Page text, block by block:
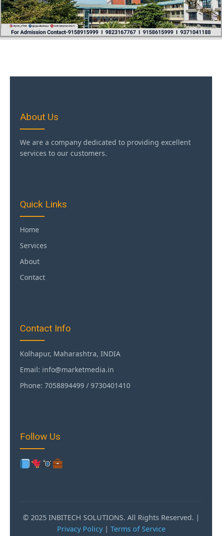
About Us
We are a company dedicated to providing excellent
services to our customers.
Quick Links
Home
Services
About
Contact
Contact Info
Kolhapur, Maharashtra, INDIA
Email: info@marketmedia.in
Phone: 7058894499 / 9730401410
Follow Us
© 2025 INBITECH SOLUTIONS. All Rights Reserved. |
Privacy Policy| Terms of Service